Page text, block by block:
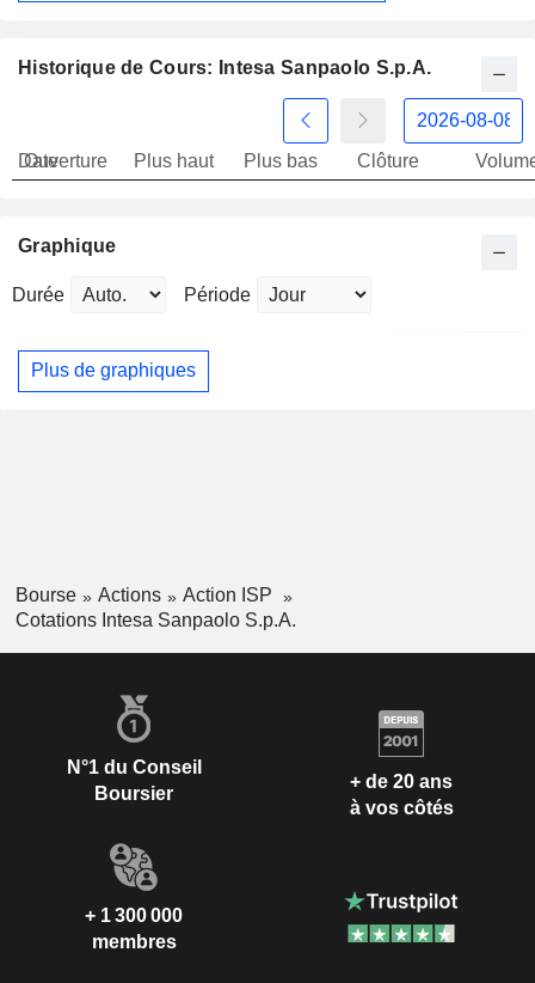
Historique de Cours: Intesa Sanpaolo S.p.A.
Date
Ouverture Plus haut Plus bas Clôture
Graphique
Durée Période
Plus de graphiques
Bourse Actions
Action ISP
Cotations Intesa Sanpaolo S.p.A.
N°1 du Conseil
Boursier
+ de 20 ans
à vos côtés
+ 1 300 000
membres